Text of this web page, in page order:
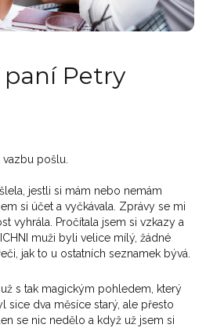
Petry
pošlu.
jestli si mám nebo nemám
si účet a vyčkávala. Zprávy se mi
vyhrála. Pročítala jsem si vzkazy a
muži byli velice mílý, žádné
jak to u ostatních seznamek bývá.
s tak magickým pohledem, který
sice dva měsíce starý, ale přesto
se nic nedělo a když už jsem si